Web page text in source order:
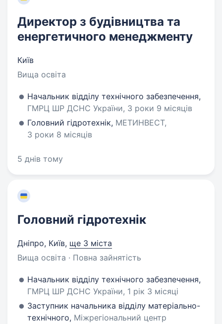
Директор з будівництва та
енергетичного менеджменту
Київ
Вища освіта
Начальник відділу технічного забезпечення,
ГМРЦ ШР ДСНС України, 3 роки 9 місяців
Головний гідротехнік, МЕТИНВЕСТ,
3 роки 8 місяців
5 днів тому
Головний гідротехнік
Дніпро, Київ, ще 3 міста
Вища освіта · Повна зайнятість
Начальник відділу технічного забезпечення,
ГМРЦ ШР ДСНС України, 1 рік 3 місяці
Заступник начальника відділу матеріально-
технічного, Міжрегіональний центр